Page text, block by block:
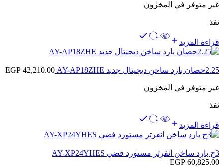
غير متوفر في المخزون
نفذ
قراءة المزيد
2.25حصان بارد ساخن ديجيتال جديد AY-AP18ZHE EGP 42,210.00
غير متوفر في المخزون
نفذ
قراءة المزيد
3ح بارد ساخن انفرتر مستورد فضي AY-XP24YHES
EGP 60,825.00